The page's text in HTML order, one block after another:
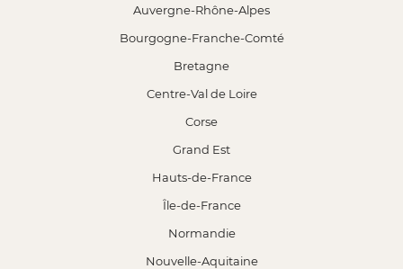
Auvergne-Rhône-Alpes
Bourgogne-Franche-Comté
Bretagne
Centre-Val de Loire
Corse
Grand Est
Hauts-de-France
Île-de-France
Normandie
Nouvelle-Aquitaine